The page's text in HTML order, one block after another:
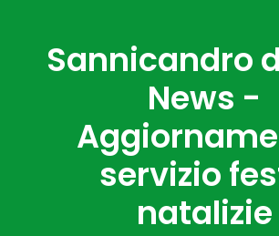
FAQ
I COMUNI AROBA2
GUIDA ALLA RACCOLTA
IL PROGETTO AROBA2
Sannicandro
News -
servizio
natalizie